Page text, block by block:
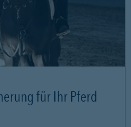
für Ihr Pferd